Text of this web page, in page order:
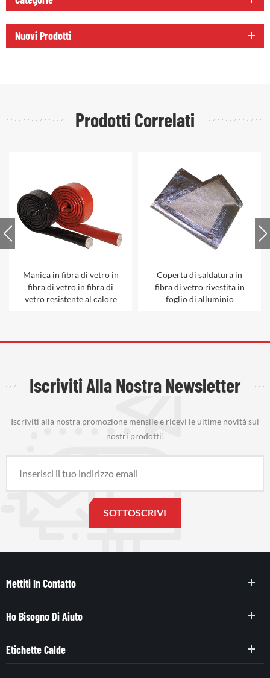
Nuovi Prodotti
Prodotti Correlati
Manica in fibra di vetro in
fibra di vetro in fibra di
vetro resistente al calore
Coperta di saldatura in
fibra di vetro rivestita in
foglio di alluminio
Iscriviti Alla Nostra Newsletter
Iscriviti alla nostra promozione mensile e ricevi le ultime novità sui
nostri prodotti!
Mettiti In Contatto
Ho Bisogno Di Aiuto
Etichette Calde